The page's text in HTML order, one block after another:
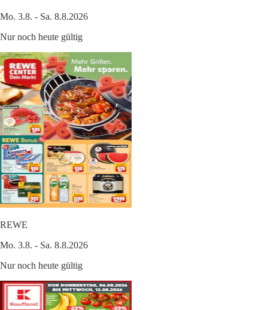
Mo. 3.8. - Sa. 8.8.2026
Nur noch heute gültig
REWE
Mo. 3.8. - Sa. 8.8.2026
Nur noch heute gültig